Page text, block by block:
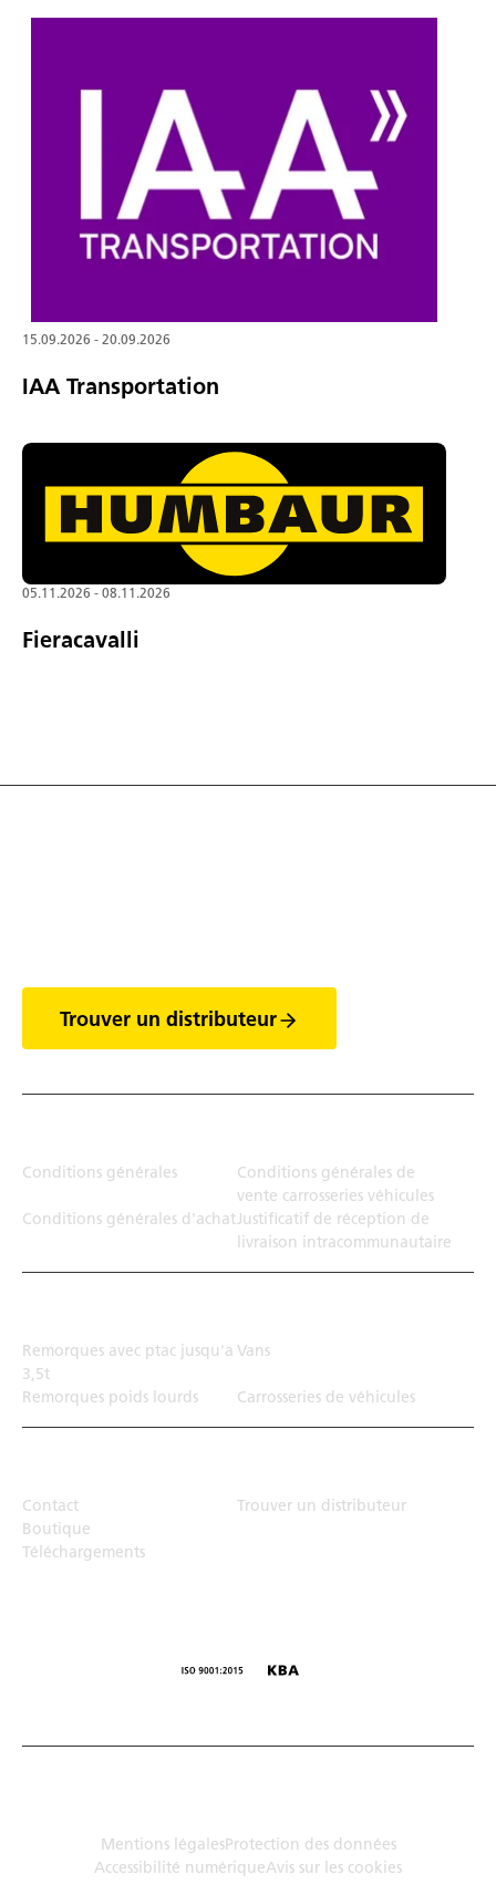
15.09.2026 - 20.09.2026
IAA Transportation
05.11.2026 - 08.11.2026
Fieracavalli
Trouver un distributeur
Conditions générales
Conditions générales de
vente carrosseries véhicules
Conditions générales d'achatJustificatif de réception de
livraison intracommunautaire
Remorques avec ptac jusqu'a
3,5t
Vans
Remorques poids lourds Carrosseries de véhicules
Contact
Trouver un distributeur
Boutique
Téléchargements
Mentions légalesProtection des données
Accessibilité numériqueAvis sur les cookies